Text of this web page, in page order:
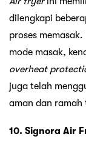
dilengkapi
proses
mode masak,
overheat
juga telah
aman dan ramah
10. Signora Air